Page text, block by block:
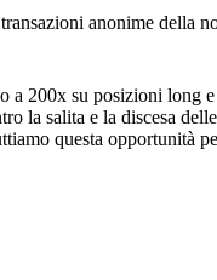
anonime della
a 200x su posizioni long
la salita e la discesa
questa opportunità